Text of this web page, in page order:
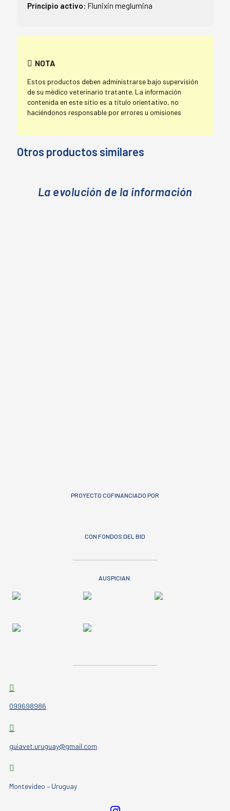
Principio activo: Flunixin meglumina
NOTA
Estos productos deben administrarse bajo supervisión
de su médico veterinario tratante. La información
contenida en este sitio es a título orientativo, no
haciéndonos responsable por errores u omisiones
Otros productos similares
La evolución de la información
PROYECTO COFINANCIADO POR
CON FONDOS DEL BID
AUSPICIAN:
099698986
guiavet.uruguay@gmail.com
Montevideo – Uruguay